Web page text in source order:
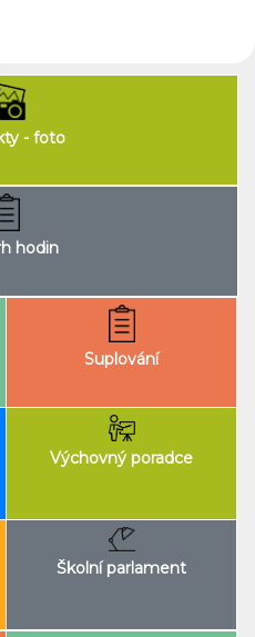
- foto
hodin
Suplování
Výchovný poradce
Školní parlament